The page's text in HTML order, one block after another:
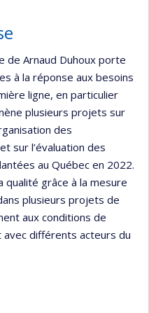
de Arnaud Duhoux porte
à la réponse aux besoins
ligne, en particulier
plusieurs projets sur
des
sur l’évaluation des
au Québec en 2022.
qualité grâce à la mesure
plusieurs projets de
aux conditions de
différents acteurs du